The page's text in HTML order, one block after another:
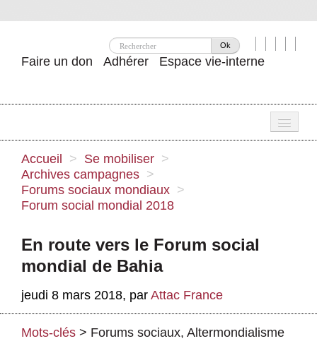
Ok
Faire un don Adhérer Espace vie-interne
Attac ?
Nos idées
Se mobiliser
Publications
Agenda
Actus et médias
Accueil > Se mobiliser >
Archives campagnes >
Forums sociaux mondiaux >
Forum social mondial 2018
En route vers le Forum social
mondial de Bahia
jeudi 8 mars 2018, par Attac France
Mots-clés > Forums sociaux, Altermondialisme